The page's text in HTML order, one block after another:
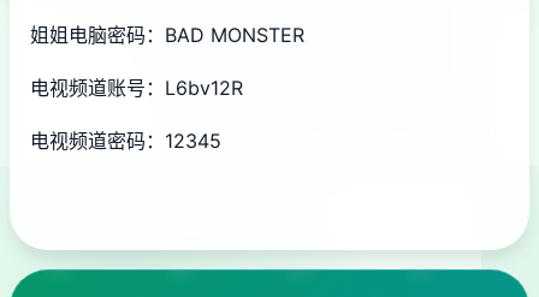
姐姐电脑密码：BAD MONSTER
电视频道账号：L6bv12R
电视频道密码：12345